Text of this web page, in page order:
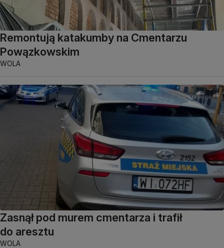
Remontują katakumby na Cmentarzu
Powązkowskim
WOLA
Zasnął pod murem cmentarza i trafił
do aresztu
WOLA